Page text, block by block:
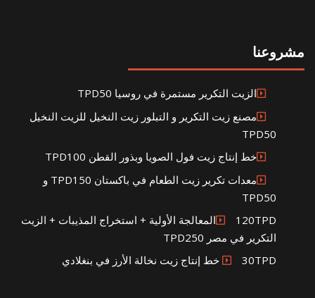
مشروعنا
الزيت التكرير مستمرة في روسيا TPD50
مصنع زيت التكرير و التبلور زيت النخيل للزيت النخيل
TPD50
خط إنتاج زيت فول الصويا وبذور القطن TPD100
معدات تكرير زيت الطعام في باكستان TPD150 و
TPD50
120TPDالمعالجة الأولية + استخراج المذيبات + الزيت
التكرير في مصر TPD250
30TPD خط إنتاج زيت نخالة الأرز في بنغلادي